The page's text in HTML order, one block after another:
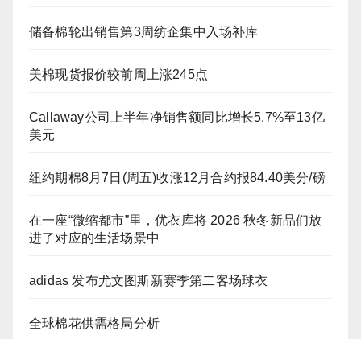
储备棉轮出销售第3周纺企集中入场补库
美棉现货报价较前周上涨245点
Callaway公司上半年净销售额同比增长5.7%至13亿
美元
纽约期棉8月7日(周五)收涨12月合约报84.40美分/磅
在一座“微缩都市”里，优衣库将 2026 秋冬新品们放
进了对应的生活场景中
adidas 发布尤文图斯新赛季第二客场球衣
全球棉花供需格局分析